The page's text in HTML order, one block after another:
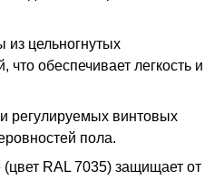
из цельногнутых
обеспечивает легкость и
регулируемых винтовых
пола.
RAL 7035) защищает от